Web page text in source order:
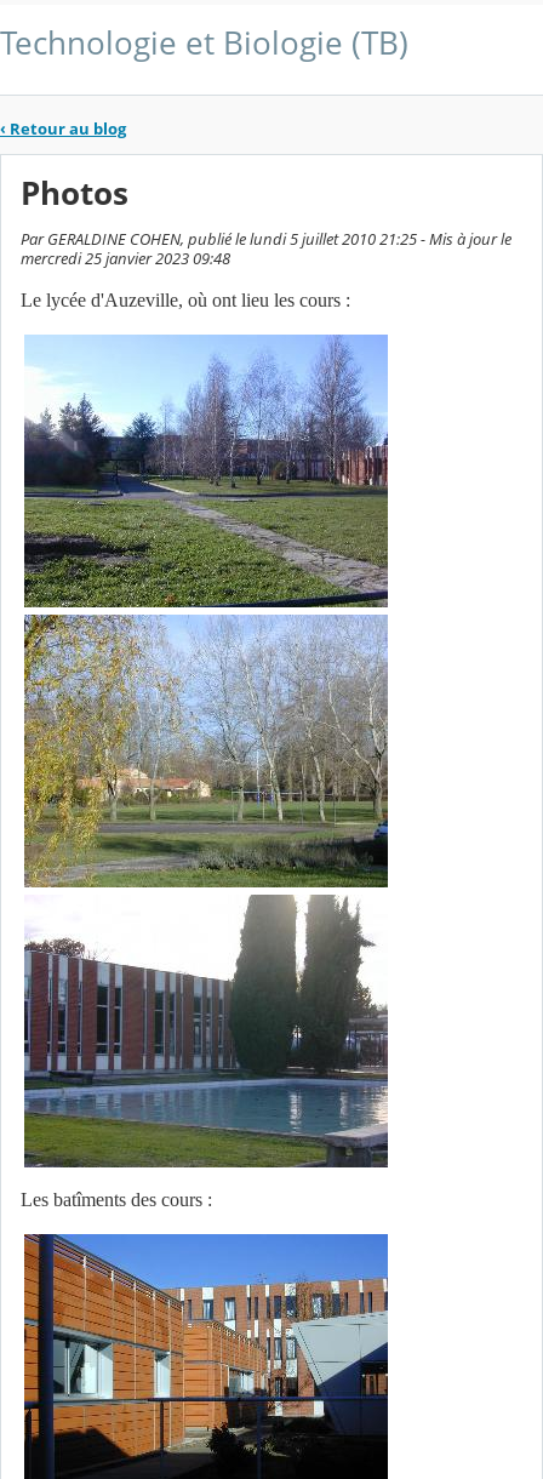
Technologie et Biologie (TB)
‹ Retour au blog
Photos
Par GERALDINE COHEN, publié le lundi 5 juillet 2010 21:25 - Mis à jour le
mercredi 25 janvier 2023 09:48
Le lycée d'Auzeville, où ont lieu les cours :
Les batîments des cours :